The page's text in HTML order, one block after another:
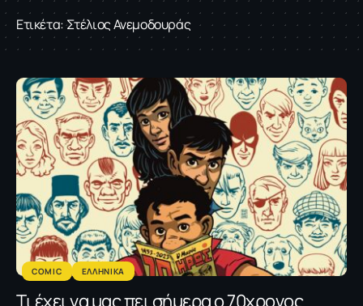
Ετικέτα:Στέλιος Ανεμοδουράς
COMIC ΕΛΛΗΝΙΚΑ
Τι έχει να μας πει σήμερα ο 70χρονος